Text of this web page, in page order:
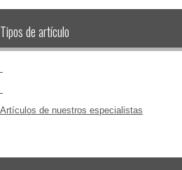
Tipos de artículo
Artículos de nuestros especialistas